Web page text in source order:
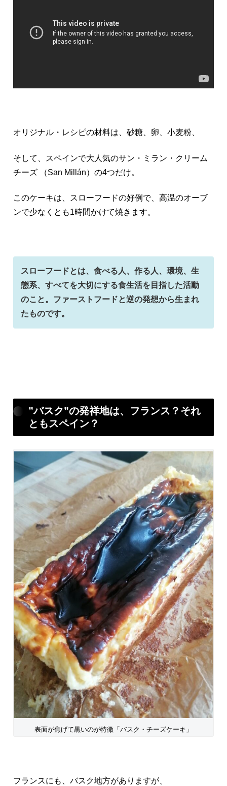
オリジナル・レシピの材料は、砂糖、卵、小麦粉、
そして、スペインで大人気のサン・ミラン・クリーム
チーズ （San Millán）の4つだけ。
このケーキは、スローフードの好例で、高温のオーブ
ンで少なくとも1時間かけて焼きます。
スローフードとは、食べる人、作る人、環境、生
態系、すべてを大切にする食生活を目指した活動
のこと。ファーストフードと逆の発想から生まれ
たものです。
”バスク”の発祥地は、フランス？それ
ともスペイン？
表面が焦げて黒いのが特徴「バスク・チーズケーキ」
フランスにも、バスク地方がありますが、